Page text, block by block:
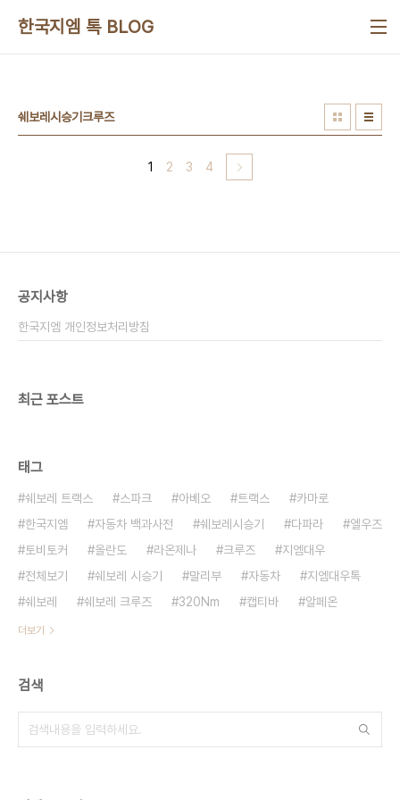
한국지엠 톡 BLOG
쉐보레시승기크루즈
1 2 3 4
공지사항
한국지엠 개인정보처리방침
최근 포스트
태그
쉐보레 트랙스 스파크 아베오 트랙스
카마로
한국지엠
자동차 백과사전 쉐보레시승기 다파라
엘우즈
토비토커
올란도 라온제나 크루즈
지엠대우
전체보기
쉐보레 시승기 말리부 자동차
지엠대우톡
쉐보레
쉐보레 크루즈 320Nm 캡티바 알페온
더보기
검색